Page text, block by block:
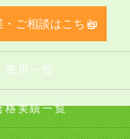
・ご相談はこちら
費用一覧
格実績一覧